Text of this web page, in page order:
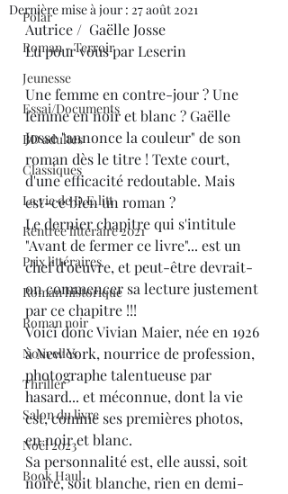
Polar
Roman - Terroir
Jeunesse
Essai/Documents
BD adultes
Classiques
La vie de D.E.litt
Rentrée littéraire 2021
Prix littéraires
Roman historique
Roman noir
Nouvelles
Thriller
Salon du livre
Noël 2023
Book Haul
Dernière mise à jour : 27 août 2021
Autrice /  Gaëlle Josse
Lu pour vous par Leserin
Une femme en contre-jour ? Une
femme en noir et blanc ? Gaëlle
Josse "annonce la couleur" de son
roman dès le titre ! Texte court,
d'une efficacité redoutable. Mais
est-ce bien un roman ?
Le dernier chapitre qui s'intitule
"Avant de fermer ce livre"... est un
chef d'oeuvre, et peut-être devrait-
on commencer sa lecture justement
par ce chapitre !!!
Voici donc Vivian Maier, née en 1926
à New York, nourrice de profession,
photographe talentueuse par
hasard... et méconnue, dont la vie
est, comme ses premières photos,
en noir et blanc.
Sa personnalité est, elle aussi, soit
noire, soit blanche, rien en demi-